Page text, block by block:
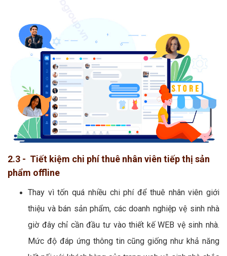
2.3 - Tiết kiệm chi phí thuê nhân viên tiếp thị sản
phẩm offline
Thay vì tốn quá nhiều chi phí để thuê nhân viên giới
thiệu và bán sản phẩm, các doanh nghiệp vệ sinh nhà
giờ đây chỉ cần đầu tư vào thiết kế WEB vệ sinh nhà.
Mức độ đáp ứng thông tin cũng giống như khả năng